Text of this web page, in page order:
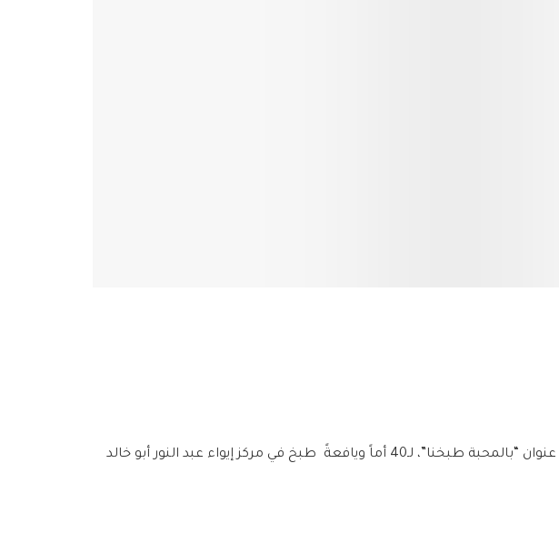
قام فريق الدعم النفسي الإجتماعي التابع للهلال الأحمر العربي السوري فرع القنيطرة بنشاط حمل عنوان “بالمحبة طبخنا”، لـ40 أماً ويافعةً طبخ في مركز إيواء عبد النور أبو خالد